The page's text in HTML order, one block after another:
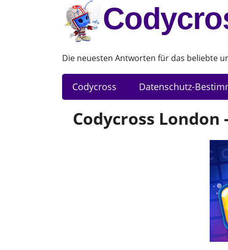
Die neuesten Antworten für das beliebte
Codycross Datenschutz-
Codycross London